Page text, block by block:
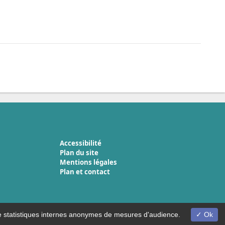
Accessibilité
Plan du site
Mentions légales
Plan et contact
internes anonymes de mesures d'audience.
Ok